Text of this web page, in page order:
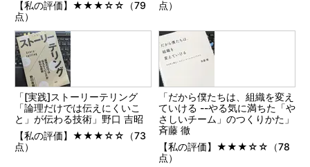
【私の評価】★★★☆☆（79
点）
点）
「[実践]ストーリーテリング
「論理だけでは伝えにくいこ
と」が伝わる技術」野口 吉昭
【私の評価】★★★☆☆（73
点）
「だから僕たちは、組織を変え
ていける --やる気に満ちた「や
さしいチーム」のつくりかた」
斉藤 徹
【私の評価】★★★☆☆（78
点）